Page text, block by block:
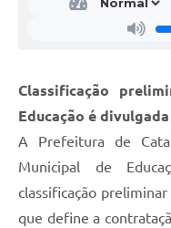
A Prefeitura
Jornal
Agenda
Classificação
Educação é divulgada
A Prefeitura de
Municipal de
classificação
que define a